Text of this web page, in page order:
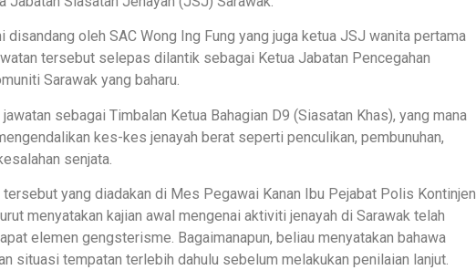
oleh SAC Wong Ing Fung yang juga ketua JSJ wanita pertama
tersebut selepas dilantik sebagai Ketua Jabatan Pencegahan
Sarawak yang baharu.
sebagai Timbalan Ketua Bahagian D9 (Siasatan Khas), yang mana
kes-kes jenayah berat seperti penculikan, pembunuhan,
senjata.
yang diadakan di Mes Pegawai Kanan Ibu Pejabat Polis Kontinjen
menyatakan kajian awal mengenai aktiviti jenayah di Sarawak telah
elemen gengsterisme. Bagaimanapun, beliau menyatakan bahawa
situasi tempatan terlebih dahulu sebelum melakukan penilaian lanjut.